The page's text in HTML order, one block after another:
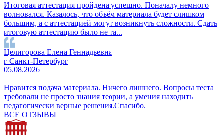
Итоговая аттестация пройдена успешно. Поначалу немного
волновался. Казалось, что объём материала будет слишком
большим, а с аттестацией могут возникнуть сложности. Сдать
итоговую аттестацию было не та...
Целигорова Елена Геннадьевна
г Санкт-Петербург
05.08.2026
Нравится подача материала. Ничего лишнего. Вопросы теста
требовали не просто знания теории, а умения находить
педагогически верные решения.Спасибо.
ВСЕ ОТЗЫВЫ